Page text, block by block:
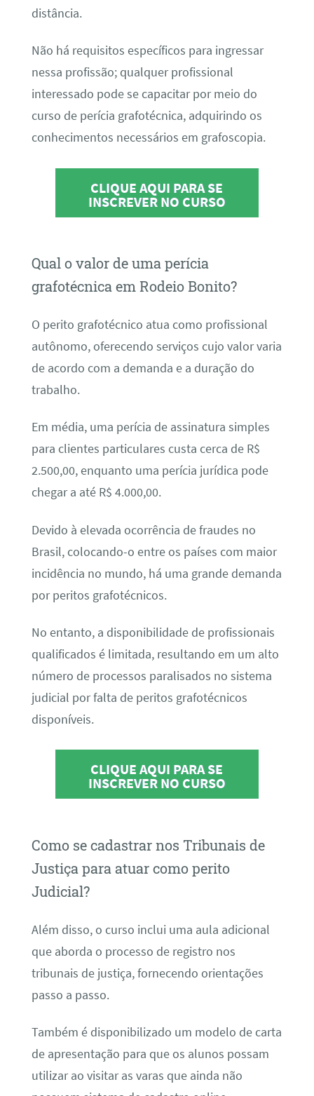
distância.
Não há requisitos específicos para ingressar
nessa profissão; qualquer profissional
interessado pode se capacitar por meio do
curso de perícia grafotécnica, adquirindo os
conhecimentos necessários em grafoscopia.
CLIQUE AQUI PARA SE
INSCREVER NO CURSO
Qual o valor de uma perícia
grafotécnica em Rodeio Bonito?
O perito grafotécnico atua como profissional
autônomo, oferecendo serviços cujo valor varia
de acordo com a demanda e a duração do
trabalho.
Em média, uma perícia de assinatura simples
para clientes particulares custa cerca de R$
2.500,00, enquanto uma perícia jurídica pode
chegar a até R$ 4.000,00.
Devido à elevada ocorrência de fraudes no
Brasil, colocando-o entre os países com maior
incidência no mundo, há uma grande demanda
por peritos grafotécnicos.
No entanto, a disponibilidade de profissionais
qualificados é limitada, resultando em um alto
número de processos paralisados no sistema
judicial por falta de peritos grafotécnicos
disponíveis.
CLIQUE AQUI PARA SE
INSCREVER NO CURSO
Como se cadastrar nos Tribunais de
Justiça para atuar como perito
Judicial?
Além disso, o curso inclui uma aula adicional
que aborda o processo de registro nos
tribunais de justiça, fornecendo orientações
passo a passo.
Também é disponibilizado um modelo de carta
de apresentação para que os alunos possam
utilizar ao visitar as varas que ainda não